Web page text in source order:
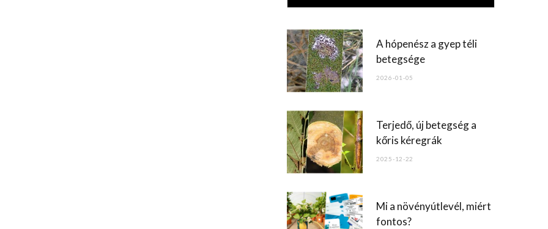
e
o
A hópenész a gyep téli
betegsége
2026-01-05
Terjedő, új betegség a
kőris kéregrák
2025-12-22
Mi a növényútlevél, miért
fontos?